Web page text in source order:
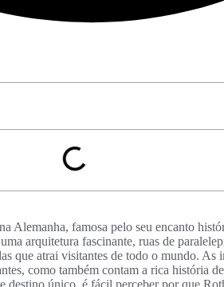
Alemanha, famosa pelo seu encanto
arquitetura fascinante, ruas de
que atrai visitantes de todo o mundo. As
como também contam a rica história